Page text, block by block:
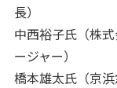
長）
中西裕子氏（株
ージャー）
橋本雄太氏（京